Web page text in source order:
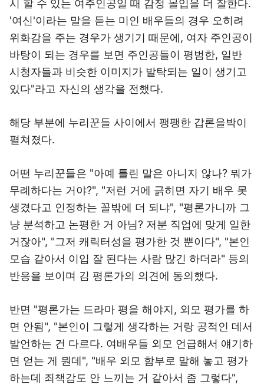
시 할 수 있는 여주인공일 때 감정 몰입을 더 잘한다.
'여신'이라는 말을 듣는 미인 배우들의 경우 오히려
위화감을 주는 경우가 생기기 때문에, 여자 주인공이
바탕이 되는 경우를 보면 주인공들이 평범한, 일반
시청자들과 비슷한 이미지가 발탁되는 일이 생기고
있다"라고 자신의 생각을 전했다.
해당 부분에 누리꾼들 사이에서 팽팽한 갑론을박이
펼쳐졌다.
어떤 누리꾼들은 "아예 틀린 말은 아니지 않나? 뭐가
무례하다는 거야?", "저런 거에 긁히면 자기 배우 못
생겼다고 인정하는 꼴밖에 더 되냐", "평론가니까 그
냥 분석하고 논평한 거 아님? 저분 직업에 맞게 일한
거잖아", "그저 캐릭터성을 평가한 것 뿐이다", "본인
모습 같아서 이입 잘 된다는 사람 많긴 하더라" 등의
반응을 보이며 김 평론가의 의견에 동의했다.
반면 "평론가는 드라마 평을 해야지, 외모 평가를 하
면 안됨", "본인이 그렇게 생각하는 거랑 공적인 데서
발언하는 건 다르다. 여배우들 외모 언급해서 얘기하
면 얻는 게 뭔데", "배우 외모 함부로 말해 놓고 평가
하는데 죄책감도 안 느끼는 거 같아서 좀 그렇다",